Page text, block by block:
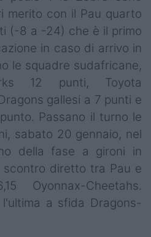
merito con il Pau quarto
(-8 a -24) che è il primo
in caso di arrivo in
le squadre sudafricane,
12 punti, Toyota
gallesi a 7 punti e
Passano il turno le
sabato 20 gennaio, nel
della fase a gironi in
scontro diretto tra Pau e
Oyonnax-Cheetahs.
l'ultima a sfida Dragons-